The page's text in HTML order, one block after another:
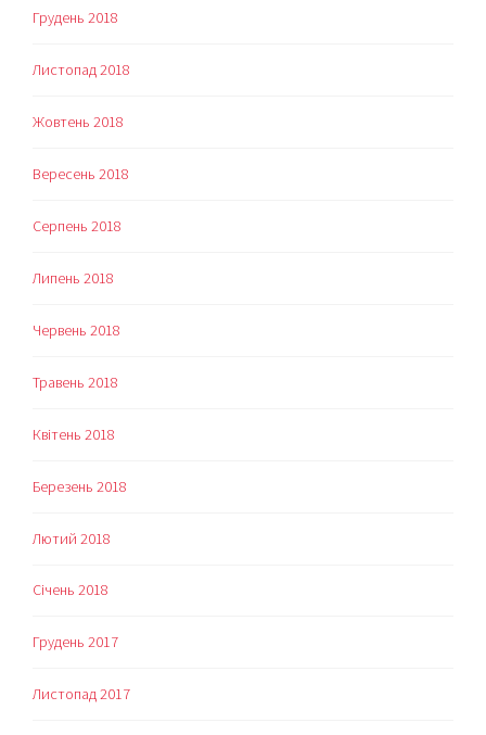
Грудень 2018
Листопад 2018
Жовтень 2018
Вересень 2018
Серпень 2018
Липень 2018
Червень 2018
Травень 2018
Квітень 2018
Березень 2018
Лютий 2018
Січень 2018
Грудень 2017
Листопад 2017